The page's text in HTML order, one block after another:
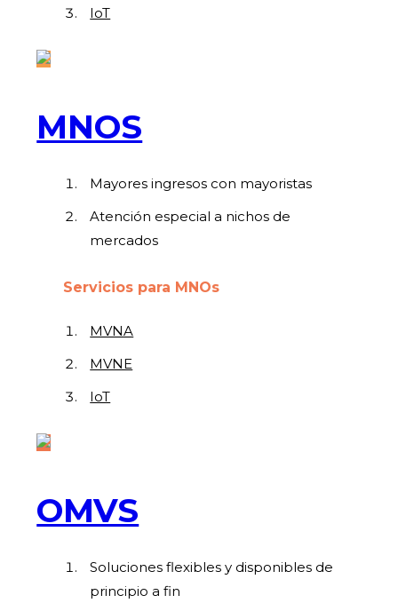
IoT
MNOS
Mayores ingresos con mayoristas
Atención especial a nichos de
mercados
Servicios para MNOs
MVNA
MVNE
IoT
OMVS
Soluciones flexibles y disponibles de
principio a fin